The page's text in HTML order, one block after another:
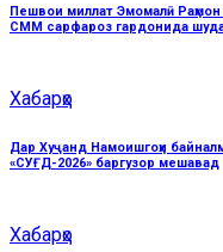
Пешвои миллат Эмомалӣ
СММ сарфароз гардонида
Хабарҳо
Дар Хуҷанд Намоишгоҳи
«СУҒД-2026» баргузор мешавад
Хабарҳо